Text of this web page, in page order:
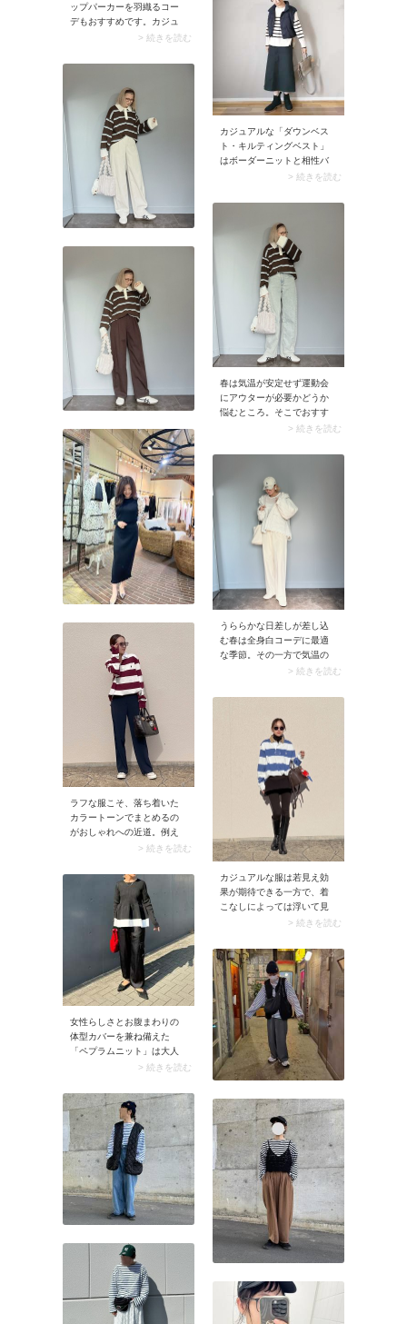
ップパーカーを羽織るコー
デもおすすめです。カジュ
アルな装いはもちろん、意
るのがこの組み合わせのい
ノを合わせると、コーデの
重心が上がってスタイルア
ップも叶います。
> 続きを読む
カジュアルな「ダウンベス
ト・キルティングベスト」
はボーダーニットと相性バ
ツグン。秋冬っぽい印象が
ダーニットに羽織ることで
ボトムから素足をチラリと
見せ、ひと足早く季節の先
取りコーデを楽しんでみて
> 続きを読む
春は気温が安定せず運動会
にアウターが必要かどうか
悩むところ。そこでおすす
めなのがトップスで柄モノ
暑くなってアウターを脱い
すよ。ボーダーやドット柄
なら大人っぽくてこなれた
> 続きを読む
うららかな日差しが差し込
む春は全身白コーデに最適
な季節。その一方で気温の
変化も激しいので、白アウ
ょう。アウターの下にニッ
温に合うトップスを着込め
ば体温調節が自由自在。合
わせるボトムはスカートよ
りパンツの方が可愛らしく
なりすぎず、爽やかに仕上
がります。
> 続きを読む
ラフな服こそ、落ち着いた
カラートーンでまとめるの
がおしゃれへの近道。例え
ばボルドーのカジュアルな
ネイビーのパンツを合わせ
てクラシックな配色に。上
品で程よく抜けのある着こ
なしに決まります。
> 続きを読む
カジュアルな服は若見え効
果が期待できる一方で、着
こなしによっては浮いて見
えることも。特にトップス
代ほどバランスが重要で
す。そんなときこそ頼りに
なるのが黒タートルネッ
ク！カジュアルなラガーシ
ャツも、首元から黒タート
ルネックを覗かせるだけで
ラフさが程よく抑えられ、
コーデ全体がグッと引き締
まります。きちんと感と抜
け感のバランスが整い、40
スタイルに。
> 続きを読む
女性らしさとお腹まわりの
体型カバーを兼ね備えた
「ペプラムニット」は大人
にうってつけ。そもそもニ
め、ぺプラムの広がりを程
よく抑えてボリューム感は
控えめ。コーデが甘くなり
すぎず大人っぽく着こなせ
ます。
> 続きを読む